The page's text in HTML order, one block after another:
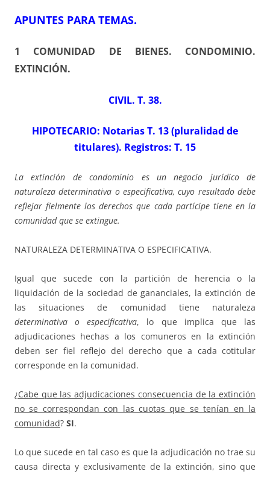
APUNTES PARA TEMAS.
1 COMUNIDAD DE BIENES. CONDOMINIO.
EXTINCIÓN.
CIVIL. T. 38.
HIPOTECARIO: Notarias T. 13 (pluralidad de
titulares). Registros: T. 15
La extinción de condominio es un negocio jurídico de
naturaleza determinativa o especificativa, cuyo resultado debe
reflejar fielmente los derechos que cada partícipe tiene en la
comunidad que se extingue.
NATURALEZA DETERMINATIVA O ESPECIFICATIVA.
Igual que sucede con la partición de herencia o la
liquidación de la sociedad de gananciales, la extinción de
las situaciones de comunidad tiene naturaleza
determinativa o especificativa, lo que implica que las
adjudicaciones hechas a los comuneros en la extinción
deben ser fiel reflejo del derecho que a cada cotitular
corresponde en la comunidad.
¿Cabe que las adjudicaciones consecuencia de la extinción
no se correspondan con las cuotas que se tenían en la
comunidad? SI.
Lo que sucede en tal caso es que la adjudicación no trae su
causa directa y exclusivamente de la extinción, sino que